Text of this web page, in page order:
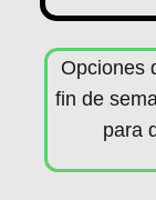
Opciones
fin de
para